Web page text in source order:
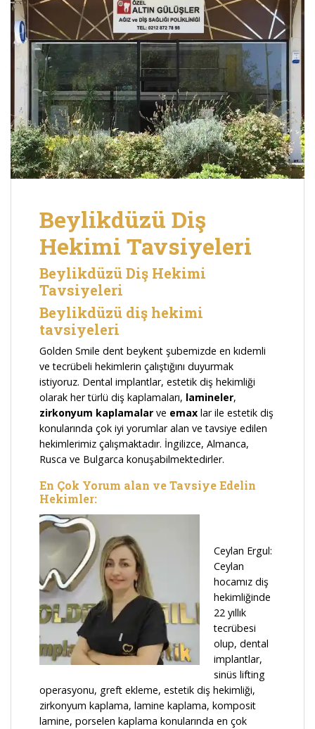
Beylikdüzü Diş
Hekimi Tavsiyeleri
Beylikdüzü Diş Hekimi
Tavsiyeleri
Beylikdüzü diş hekimi
tavsiyeleri
Golden Smile dent beykent şubemizde en kıdemli
ve tecrübeli hekimlerin çalıştığını duyurmak
istiyoruz. Dental implantlar, estetik diş hekimliği
olarak her türlü diş kaplamaları, lamineler,
zirkonyum kaplamalar ve emax lar ile estetik diş
konularında çok iyi yorumlar alan ve tavsiye edilen
hekimlerimiz çalışmaktadır. İngilizce, Almanca,
Rusca ve Bulgarca konuşabilmektedirler.
En Çok Yorum alan ve Tavsiye Edelin
Hekimler:
Ceylan Ergul:
Ceylan
hocamız diş
hekimliğinde
22 yıllık
tecrübesi
olup, dental
implantlar,
sinüs lifting
operasyonu, greft ekleme, estetik diş hekimliği,
zirkonyum kaplama, lamine kaplama, komposit
lamine, porselen kaplama konularında en çok